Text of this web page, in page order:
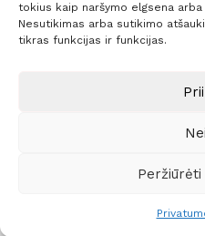
tokius kaip naršymo elgsena
Nesutikimas arba sutikimo
tikras funkcijas ir funkcijas.
Prenumerata Reklama